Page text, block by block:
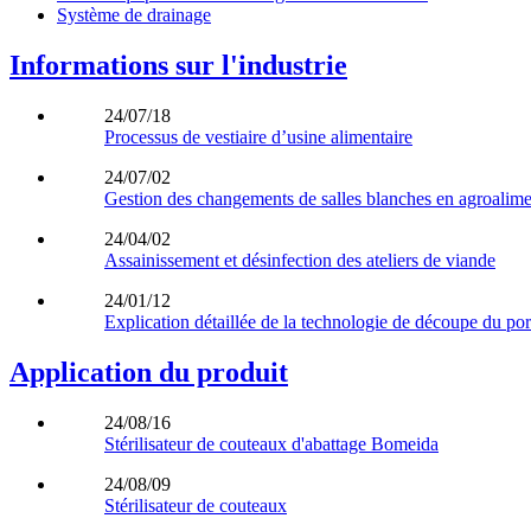
Système de drainage
Informations sur l'industrie
24/07/18
Processus de vestiaire d’usine alimentaire
24/07/02
Gestion des changements de salles blanches en
24/04/02
Assainissement et désinfection des ateliers de viande
24/01/12
Explication détaillée de la technologie de découpe du
Application du produit
24/08/16
Stérilisateur de couteaux d'abattage Bomeida
24/08/09
Stérilisateur de couteaux